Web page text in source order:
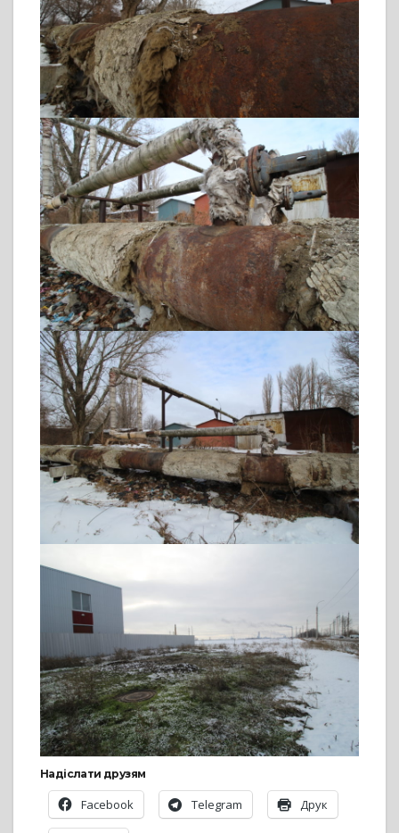
Надіслати друзям
Facebook Telegram Друк